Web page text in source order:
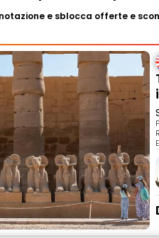
e sblocca offerte e